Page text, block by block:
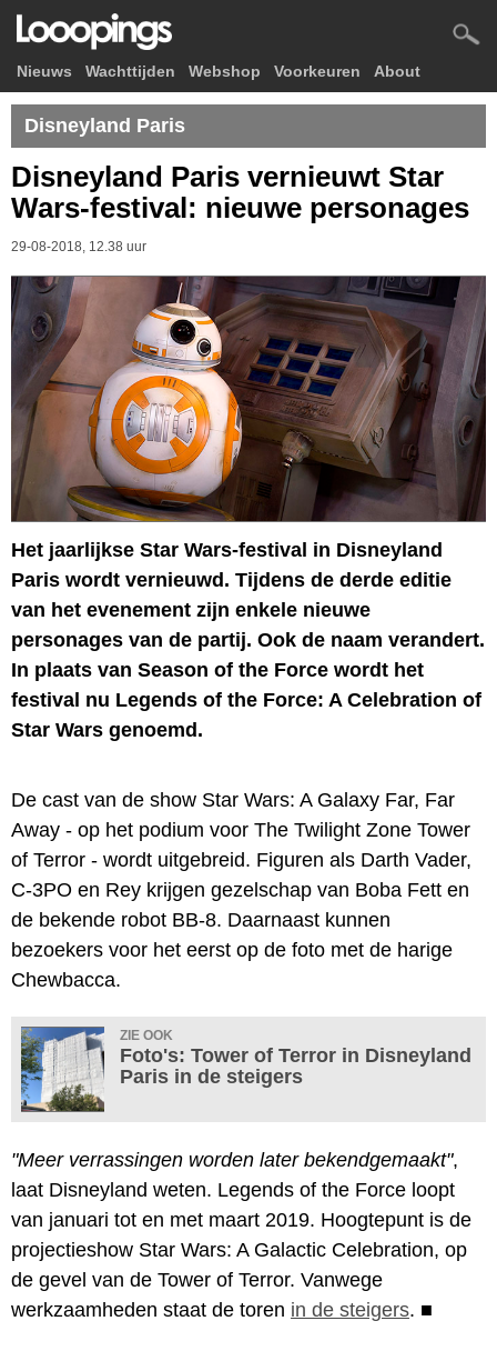
Nieuws Wachttijden Webshop Voorkeuren About
Disneyland Paris
Disneyland Paris vernieuwt Star
Wars-festival: nieuwe personages
29-08-2018, 12.38 uur
Het jaarlijkse Star Wars-festival in Disneyland
Paris wordt vernieuwd. Tijdens de derde editie
van het evenement zijn enkele nieuwe
personages van de partij. Ook de naam verandert.
In plaats van Season of the Force wordt het
festival nu Legends of the Force: A Celebration of
Star Wars genoemd.
De cast van de show Star Wars: A Galaxy Far, Far
Away - op het podium voor The Twilight Zone Tower
of Terror - wordt uitgebreid. Figuren als Darth Vader,
C-3PO en Rey krijgen gezelschap van Boba Fett en
de bekende robot BB-8. Daarnaast kunnen
bezoekers voor het eerst op de foto met de harige
Chewbacca.
ZIE OOK
Foto's: Tower of Terror in Disneyland
Paris in de steigers
"Meer verrassingen worden later bekendgemaakt",
laat Disneyland weten. Legends of the Force loopt
van januari tot en met maart 2019. Hoogtepunt is de
projectieshow Star Wars: A Galactic Celebration, op
de gevel van de Tower of Terror. Vanwege
werkzaamheden staat de toren in de steigers. ■